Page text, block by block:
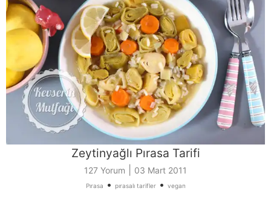
Zeytinyağlı Pırasa Tarifi
127 Yorum 03 Mart 2011
Pırasa • pırasalı tarifler• vegan